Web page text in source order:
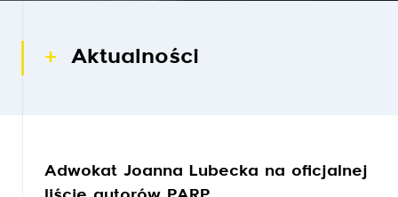
Aktualności
Adwokat Joanna Lubecka na oficjalnej